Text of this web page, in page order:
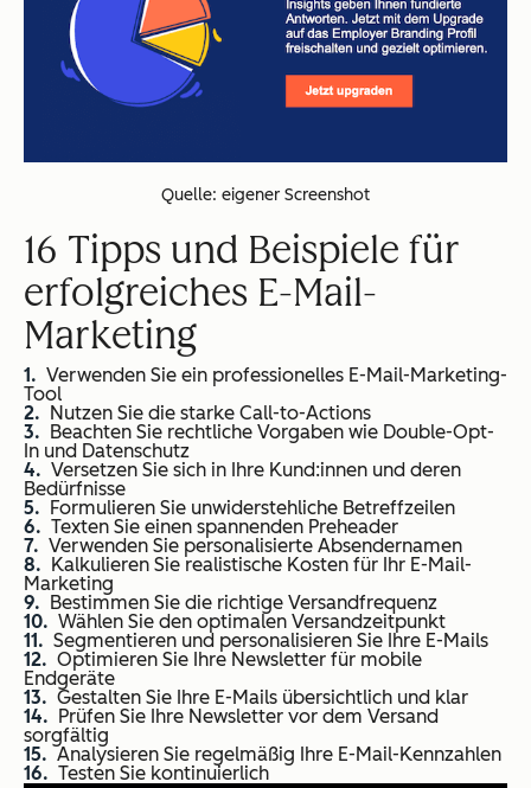
Quelle: eigener Screenshot
16 Tipps und Beispiele für
erfolgreiches E-Mail-
Marketing
Verwenden Sie ein professionelles E-Mail-Marketing-
Tool
Nutzen Sie die starke Call-to-Actions
Beachten Sie rechtliche Vorgaben wie Double-Opt-
In und Datenschutz
Versetzen Sie sich in Ihre Kund:innen und deren
Bedürfnisse
Formulieren Sie unwiderstehliche Betreffzeilen
Texten Sie einen spannenden Preheader
Verwenden Sie personalisierte Absendernamen
Kalkulieren Sie realistische Kosten für Ihr E-Mail-
Marketing
Bestimmen Sie die richtige Versandfrequenz
Wählen Sie den optimalen Versandzeitpunkt
Segmentieren und personalisieren Sie Ihre E-Mails
Optimieren Sie Ihre Newsletter für mobile
Endgeräte
Gestalten Sie Ihre E-Mails übersichtlich und klar
Prüfen Sie Ihre Newsletter vor dem Versand
sorgfältig
Analysieren Sie regelmäßig Ihre E-Mail-Kennzahlen
Testen Sie kontinuierlich